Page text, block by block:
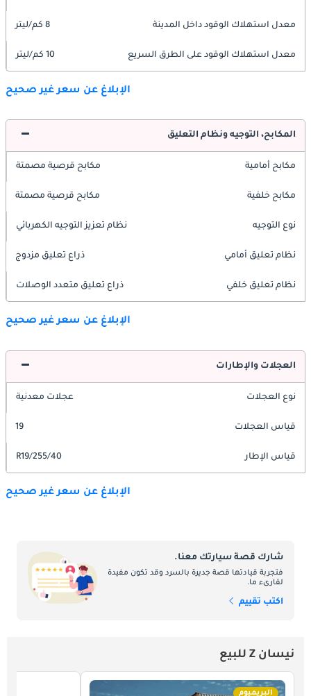
معدل استهلاك الوقود داخل المدينة 8 كم/ليتر
معدل استهلاك الوقود على الطرق السريع 10 كم/ليتر
الإبلاغ عن سعر غير صحيح
المكابح، التوجيه ونظام التعليق
مكابح أمامية مكابح قرصية مصمتة
مكابح خلفية مكابح قرصية مصمتة
نوع التوجيه نظام تعزيز التوجيه الكهربائي
نظام تعليق أمامي ذراع تعليق مزدوج
نظام تعليق خلفي ذراع تعليق متعدد الوصلات
الإبلاغ عن سعر غير صحيح
العجلات والإطارات
نوع العجلات عجلات معدنية
قياس العجلات 19
قياس الإطار 255/40/R19
الإبلاغ عن سعر غير صحيح
شارك قصة سيارتك معنا.
فتجربة قيادتها قصة جديرة بالسرد وقد تكون مفيدة
لقارىء ما.
اكتب تقييم
نيسان Z للبيع
البريميوم